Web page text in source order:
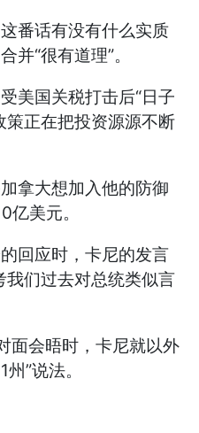
番话有没有什么实质
并“很有道理”。
美国关税打击后“日子
策正在把投资源源不断
拿大想加入他的防御
亿美元。
回应时，卡尼的发言
我们过去对总统类似言
面会晤时，卡尼就以外
”说法。